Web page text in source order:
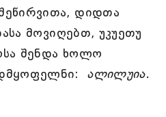
დიდთა
მოვიღებთ, უკუეთუ
შენდა ხოლო
ალილუია.